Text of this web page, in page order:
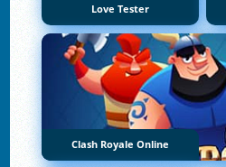
Love Tester
Clash Royale Online